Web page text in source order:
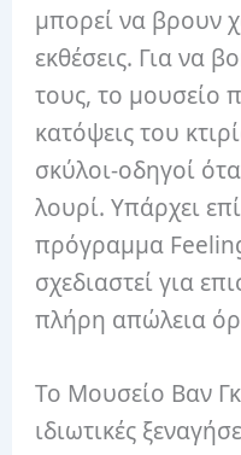
μπορεί να βρουν
εκθέσεις. Για να
τους, το μουσείο
κατόψεις του
σκύλοι-οδηγοί
λουρί. Υπάρχει
πρόγραμμα
σχεδιαστεί για
πλήρη απώλεια
Το Μουσείο Βαν
ιδιωτικές